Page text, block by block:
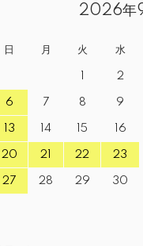
2026年
日 月 火 水
2
6 7 8 9
13 14 15 16
20 21 22 23
27 28 29 30